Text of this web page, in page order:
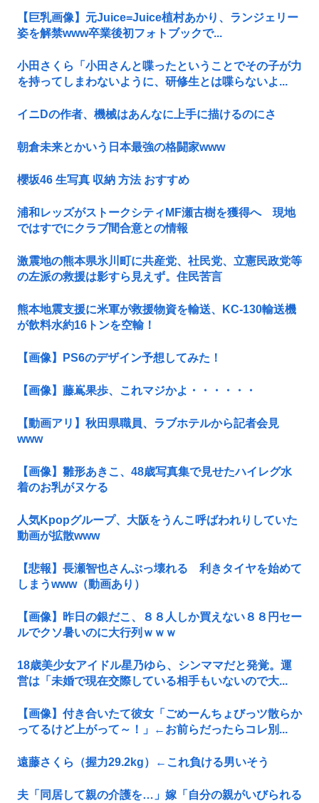
【巨乳画像】元Juice=Juice植村あかり、ランジェリー
姿を解禁www卒業後初フォトブックで...
小田さくら「小田さんと喋ったということでその子が力
を持ってしまわないように、研修生とは喋らないよ...
イニDの作者、機械はあんなに上手に描けるのにさ
朝倉未来とかいう日本最強の格闘家www
櫻坂46 生写真 収納 方法 おすすめ
浦和レッズがストークシティMF瀬古樹を獲得へ 現地
ではすでにクラブ間合意との情報
激震地の熊本県氷川町に共産党、社民党、立憲民政党等
の左派の救援は影すら見えず。住民苦言
熊本地震支援に米軍が救援物資を輸送、KC-130輸送機
が飲料水約16トンを空輸！
【画像】PS6のデザイン予想してみた！
【画像】藤嶌果歩、これマジかよ・・・・・・
【動画アリ】秋田県職員、ラブホテルから記者会見
www
【画像】雛形あきこ、48歳写真集で見せたハイレグ水
着のお乳がヌケる
人気Kpopグループ、大阪をうんこ呼ばわれりしていた
動画が拡散www
【悲報】長瀬智也さんぶっ壊れる 利きタイヤを始めて
しまうwww（動画あり）
【画像】昨日の銀だこ、８８人しか買えない８８円セー
ルでクソ暑いのに大行列ｗｗｗ
18歳美少女アイドル星乃ゆら、シンママだと発覚。運
営は「未婚で現在交際している相手もいないので大...
【画像】付き合いたて彼女「ごめーんちょびっツ散らか
ってるけど上がって～！」←お前らだったらコレ別...
遠藤さくら（握力29.2kg）←これ負ける男いそう
夫「同居して親の介護を…」嫁「自分の親がいびられる